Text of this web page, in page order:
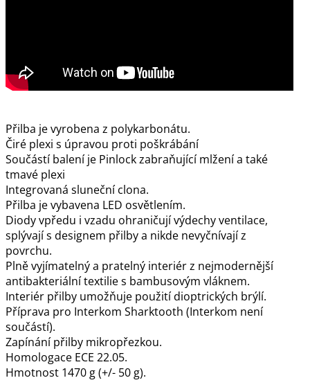
Přilba je vyrobena z polykarbonátu.
Čiré plexi s úpravou proti poškrábání
Součástí balení je Pinlock zabraňující mlžení a také
tmavé plexi
Integrovaná sluneční clona.
Přilba je vybavena LED osvětlením.
Diody vpředu i vzadu ohraničují výdechy ventilace,
splývají s designem přilby a nikde nevyčnívají z
povrchu.
Plně vyjímatelný a pratelný interiér z nejmodernější
antibakteriální textilie s bambusovým vláknem.
Interiér přilby umožňuje použití dioptrických brýlí.
Příprava pro Interkom Sharktooth (Interkom není
součástí).
Zapínání přilby mikropřezkou.
Homologace ECE 22.05.
Hmotnost 1470 g (+/- 50 g).